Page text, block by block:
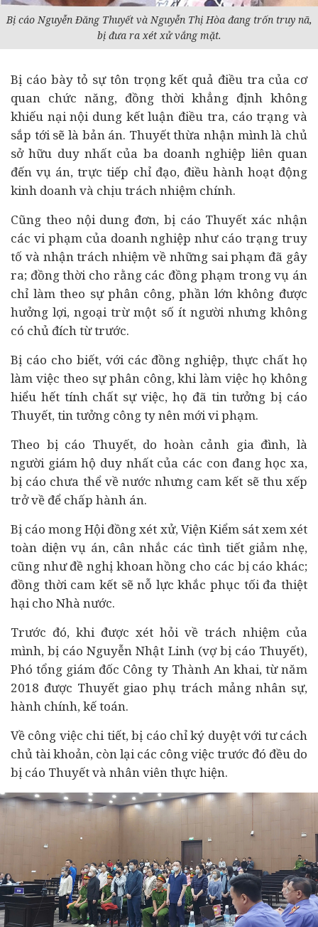
Bị cáo Nguyễn Đăng Thuyết và Nguyễn Thị Hòa đang trốn truy nã,
bị đưa ra xét xử vắng mặt.
Bị cáo bày tỏ sự tôn trọng kết quả điều tra của cơ
quan chức năng, đồng thời khẳng định không
khiếu nại nội dung kết luận điều tra, cáo trạng và
sắp tới sẽ là bản án. Thuyết thừa nhận mình là chủ
sở hữu duy nhất của ba doanh nghiệp liên quan
đến vụ án, trực tiếp chỉ đạo, điều hành hoạt động
kinh doanh và chịu trách nhiệm chính.
Cũng theo nội dung đơn, bị cáo Thuyết xác nhận
các vi phạm của doanh nghiệp như cáo trạng truy
tố và nhận trách nhiệm về những sai phạm đã gây
ra; đồng thời cho rằng các đồng phạm trong vụ án
chỉ làm theo sự phân công, phần lớn không được
hưởng lợi, ngoại trừ một số ít người nhưng không
có chủ đích từ trước.
Bị cáo cho biết, với các đồng nghiệp, thực chất họ
làm việc theo sự phân công, khi làm việc họ không
hiểu hết tính chất sự việc, họ đã tin tưởng bị cáo
Thuyết, tin tưởng công ty nên mới vi phạm.
Theo bị cáo Thuyết, do hoàn cảnh gia đình, là
người giám hộ duy nhất của các con đang học xa,
bị cáo chưa thể về nước nhưng cam kết sẽ thu xếp
trở về để chấp hành án.
Bị cáo mong Hội đồng xét xử, Viện Kiểm sát xem xét
toàn diện vụ án, cân nhắc các tình tiết giảm nhẹ,
cũng như đề nghị khoan hồng cho các bị cáo khác;
đồng thời cam kết sẽ nỗ lực khắc phục tối đa thiệt
hại cho Nhà nước.
Trước đó, khi được xét hỏi về trách nhiệm của
mình, bị cáo Nguyễn Nhật Linh (vợ bị cáo Thuyết),
Phó tổng giám đốc Công ty Thành An khai, từ năm
2018 được Thuyết giao phụ trách mảng nhân sự,
hành chính, kế toán.
Về công việc chi tiết, bị cáo chỉ ký duyệt với tư cách
chủ tài khoản, còn lại các công việc trước đó đều do
bị cáo Thuyết và nhân viên thực hiện.